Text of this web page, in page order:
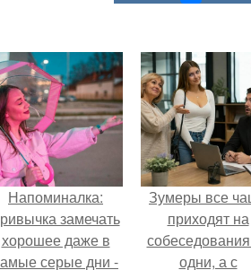
Напоминалка:
замечать
хорошее даже в
серые дни -
Зумеры все
приходят на
одни, а с